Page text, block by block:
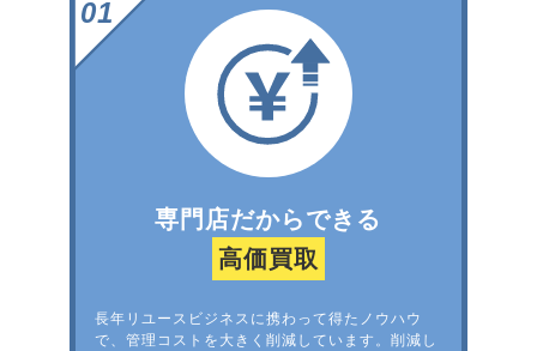
専門店だからできる
高価買取
長年リユースビジネスに携わって得たノウハウ
で、管理コストを大きく削減しています。削減し